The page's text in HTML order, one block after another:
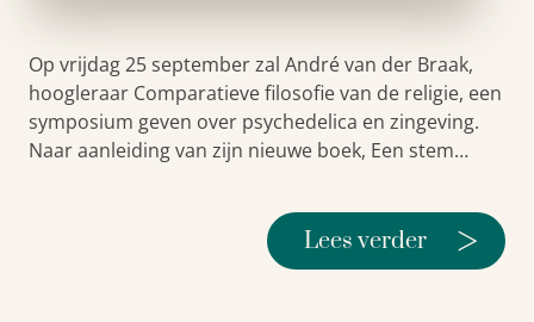
Op vrijdag 25 september zal André van der Braak,
hoogleraar Comparatieve filosofie van de religie, een
symposium geven over psychedelica en zingeving.
Naar aanleiding van zijn nieuwe boek, Een stem…
Lees verder >